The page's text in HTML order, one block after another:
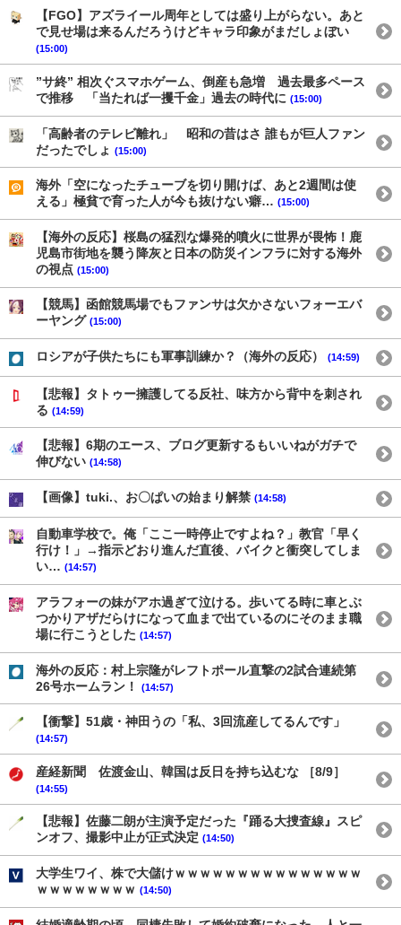
【FGO】アズライール周年としては盛り上がらない。あと
で見せ場は来るんだろうけどキャラ印象がまだしょぼい
(15:00)
”サ終” 相次ぐスマホゲーム、倒産も急増 過去最多ペース
で推移 「当たれば一攫千金」過去の時代に (15:00)
「高齢者のテレビ離れ」 昭和の昔はさ 誰もが巨人ファン
だったでしょ (15:00)
海外「空になったチューブを切り開けば、あと2週間は使
える」極貧で育った人が今も抜けない癖… (15:00)
【海外の反応】桜島の猛烈な爆発的噴火に世界が畏怖！鹿
児島市街地を襲う降灰と日本の防災インフラに対する海外
の視点 (15:00)
【競馬】函館競馬場でもファンサは欠かさないフォーエバ
ーヤング (15:00)
ロシアが子供たちにも軍事訓練か？（海外の反応） (14:59)
【悲報】タトゥー擁護してる反社、味方から背中を刺され
る (14:59)
【悲報】6期のエース、ブログ更新するもいいねがガチで
伸びない (14:58)
【画像】tuki.、お〇ぱいの始まり解禁 (14:58)
自動車学校で。俺「ここ一時停止ですよね？」教官「早く
行け！」→指示どおり進んだ直後、バイクと衝突してしま
い… (14:57)
アラフォーの妹がアホ過ぎて泣ける。歩いてる時に車とぶ
つかりアザだらけになって血まで出ているのにそのまま職
場に行こうとした (14:57)
海外の反応：村上宗隆がレフトポール直撃の2試合連続第
26号ホームラン！
(14:57)
【衝撃】51歳・神田うの「私、3回流産してるんです」
(14:57)
産経新聞 佐渡金山、韓国は反日を持ち込むな ［8/9］
(14:55)
【悲報】佐藤二朗が主演予定だった『踊る大捜査線』スピ
ンオフ、撮影中止が正式決定 (14:50)
大学生ワイ、株で大儲けｗｗｗｗｗｗｗｗｗｗｗｗｗｗｗ
ｗｗｗｗｗｗｗｗ (14:50)